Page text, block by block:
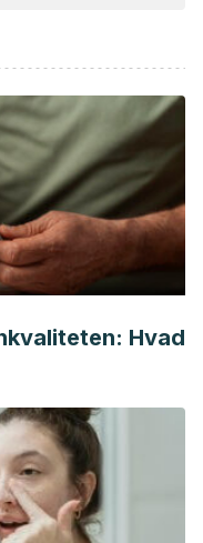
2013;30(2):74-
de abril de 2020].
es/news-room/fact-
el sedentarismo? .
en:
Jesús Viciana
Repercusiones
las personas mayores
Impact on health
[citado 15 de abril
PJ. Physical
in bulbospinal
Hvad